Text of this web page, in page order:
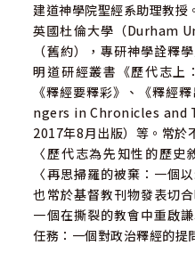
建道神學院聖經系助理教授。
英國杜倫大學（Durham
（舊約），專研神學詮釋
明道研經叢書《歷代志上
《釋經要釋彩》、《釋經
ngers in Chronicles and
2017年8月出版）等。常於
〈歷代志為先知性的歷史
〈再思掃羅的被棄：一個
也常於基督教刊物發表切
一個在撕裂的教會中重啟
任務：一個對政治釋經的提